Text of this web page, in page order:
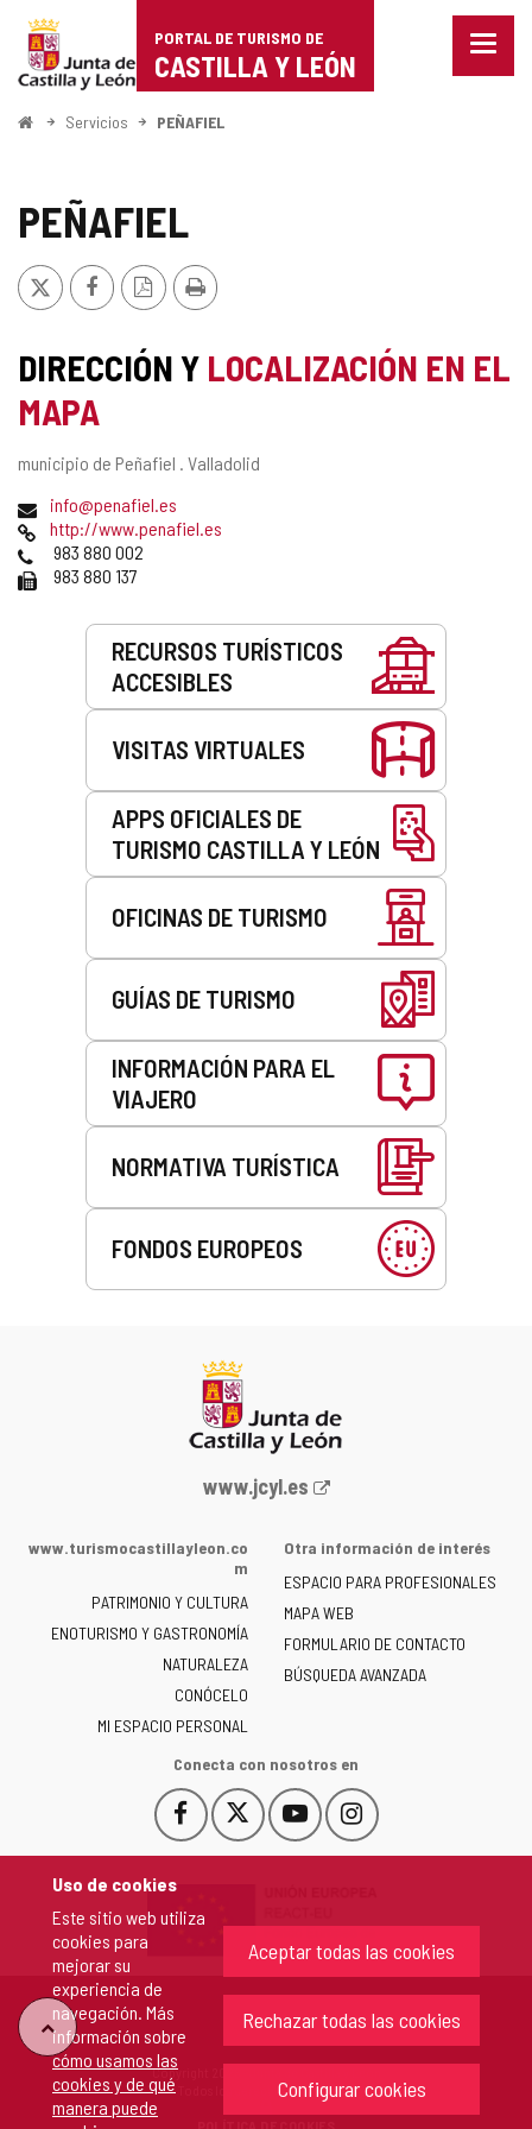
Uso de cookies
Este sitio web utiliza
cookies para
mejorar su
experiencia de
navegación. Más
información sobre
cómo usamos las
cookies y de qué
manera puede
Aceptar todas las cookies
Rechazar todas las cookies
Configurar cookies
Portal
de
Turismo
Castilla
León
PORTAL DE TURISMO DE
CASTILLA Y LEÓN
Menu
InicioServicios PEÑAFIEL
PEÑAFIEL
X FacebookVersión
PDF
Imprimir
DIRECCIÓN Y LOCALIZACIÓN EN EL
MAPA
Dirección
municipio de Peñafiel . Valladolid
Dirección
de
correo
electrónico
info@penafiel.es
Página
Web
http://www.penafiel.es
Teléfonos
983 880 002
Fax
983 880 137
RECURSOS TURÍSTICOS
ACCESIBLES
VISITAS VIRTUALES
APPS OFICIALES DE
TURISMO CASTILLA Y LEÓN
OFICINAS DE TURISMO
GUÍAS DE TURISMO
INFORMACIÓN PARA EL
VIAJERO
NORMATIVA TURÍSTICA
FONDOS EUROPEOS
Portal
la
de
Castilla
y
León
-
www.jcyl.es
www.turismocastillayleon.co
m
PATRIMONIO Y CULTURA
ENOTURISMO Y GASTRONOMÍA
NATURALEZA
CONÓCELO
MI ESPACIO PERSONAL
Otra información de interés
ESPACIO PARA PROFESIONALES
MAPA WEB
FORMULARIO DE CONTACTO
BÚSQUEDA AVANZADA
Conecta con nosotros en
Facebook
Este
enlace
en
nueva.
Este
enlace
una
ventana
nueva.
YouTube
Este
enlace
una
ventana
nueva.
Instagram
Este
enlace
una
ventana
nueva.
"Volver
arriba"
Copyright 2026 - Junta de Castilla y León
Todos los derechos reservados.